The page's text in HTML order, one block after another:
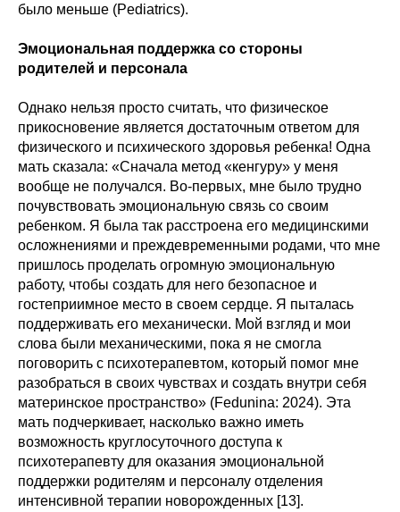
было меньше (Pediatrics).
Эмоциональная поддержка со стороны
родителей и персонала
Однако нельзя просто считать, что физическое
прикосновение является достаточным ответом для
физического и психического здоровья ребенка! Одна
мать сказала: «Сначала метод «кенгуру» у меня
вообще не получался. Во-первых, мне было трудно
почувствовать эмоциональную связь со своим
ребенком. Я была так расстроена его медицинскими
осложнениями и преждевременными родами, что мне
пришлось проделать огромную эмоциональную
работу, чтобы создать для него безопасное и
гостеприимное место в своем сердце. Я пыталась
поддерживать его механически. Мой взгляд и мои
слова были механическими, пока я не смогла
поговорить с психотерапевтом, который помог мне
разобраться в своих чувствах и создать внутри себя
материнское пространство» (Fedunina: 2024). Эта
мать подчеркивает, насколько важно иметь
возможность круглосуточного доступа к
психотерапевту для оказания эмоциональной
поддержки родителям и персоналу отделения
интенсивной терапии новорожденных [13].